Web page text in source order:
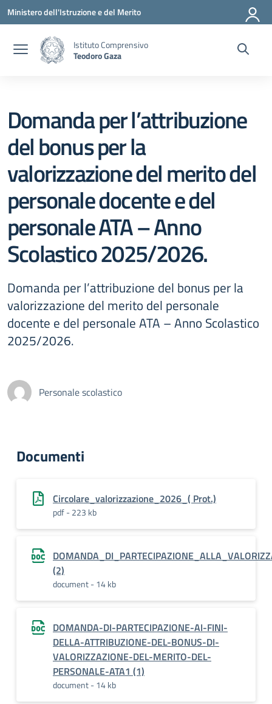
Vai ai contenuti
Vai al menu di navigazione
Vai al footer
Ministero dell'Istruzione e del Merito
Istituto Comprensivo
Teodoro Gaza
Domanda per l’attribuzione
del bonus per la
valorizzazione del merito del
personale docente e del
personale ATA – Anno
Scolastico 2025/2026.
Domanda per l’attribuzione del bonus per la
valorizzazione del merito del personale
docente e del personale ATA – Anno Scolastico
2025/2026.
Personale scolastico
Documenti
Circolare_valorizzazione_2026_( Prot.)
pdf - 223 kb
(2)
document - 14 kb
DOMANDA-DI-PARTECIPAZIONE-AI-FINI-
DELLA-ATTRIBUZIONE-DEL-BONUS-DI-
VALORIZZAZIONE-DEL-MERITO-DEL-
PERSONALE-ATA1 (1)
document - 14 kb